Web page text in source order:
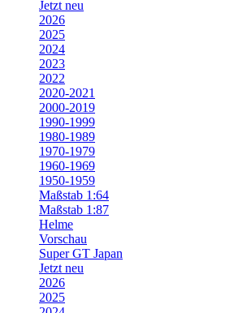
Jetzt neu
2026
2025
2024
2023
2022
2020-2021
2000-2019
1990-1999
1980-1989
1970-1979
1960-1969
1950-1959
Maßstab 1:64
Maßstab 1:87
Helme
Vorschau
Super GT Japan
Jetzt neu
2026
2025